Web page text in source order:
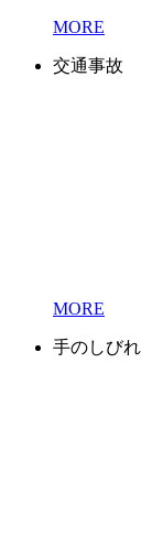
MORE
交通事故
MORE
手のしびれ